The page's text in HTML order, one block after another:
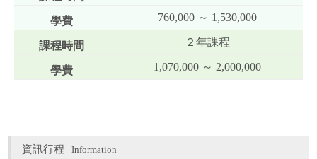
760,000 ～ 1,530,000
２年課程
1,070,000 ～ 2,000,000
資訊行程 Information